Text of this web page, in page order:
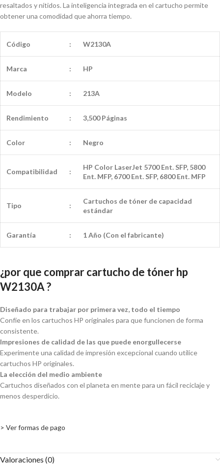
resaltados y nítidos. La inteligencia integrada en el cartucho permite
obtener una comodidad que ahorra tiempo.
Código : W2130A
Marca : HP
Modelo : 213A
Rendimiento : 3,500 Páginas
Color : Negro
Compatibilidad :
HP Color LaserJet 5700 Ent. SFP, 5800
Ent. MFP, 6700 Ent. SFP, 6800 Ent. MFP
Tipo :
Cartuchos de tóner de capacidad
estándar
Garantía : 1 Año (Con el fabricante)
¿por que comprar cartucho de tóner hp
W2130A ?
Diseñado para trabajar por primera vez, todo el tiempo
Confíe en los cartuchos HP originales para que funcionen de forma
consistente.
Impresiones de calidad de las que puede enorgullecerse
Experimente una calidad de impresión excepcional cuando utilice
cartuchos HP originales.
La elección del medio ambiente
Cartuchos diseñados con el planeta en mente para un fácil reciclaje y
menos desperdicio.
> Ver formas de pago
Valoraciones (0)